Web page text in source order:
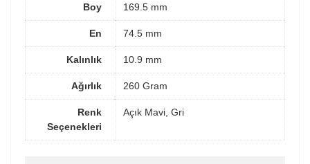
Boy 169.5 mm
En 74.5 mm
Kalınlık 10.9 mm
Ağırlık 260 Gram
Renk
Seçenekleri
Açık Mavi, Gri